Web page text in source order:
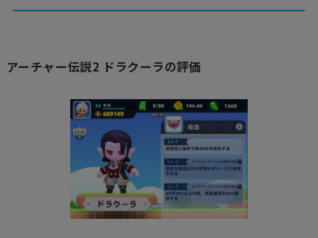
アーチャー伝説2 ドラクーラの評価